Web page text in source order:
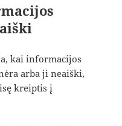
kai informacijos
arba ji neaiški,
kreiptis į